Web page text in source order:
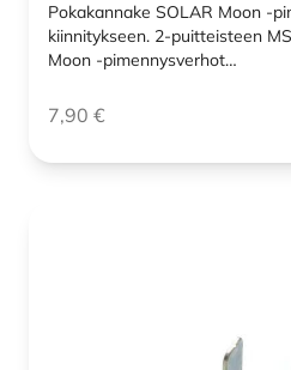
Pokakannake SOLAR Moon -
kiinnitykseen. 2-puitteisteen
Moon -pimennysverhot…
7,90 €